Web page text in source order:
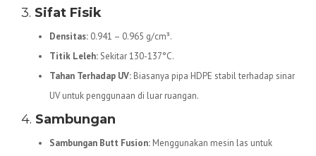
3. Sifat Fisik
Densitas: 0.941 – 0.965 g/cm³.
Titik Leleh:Sekitar 130-137°C.
Tahan Terhadap UV: Biasanya pipa HDPE stabil terhadap sinar
UV untuk penggunaan di luar ruangan.
4. Sambungan
Sambungan Butt Fusion: Menggunakan mesin las untuk